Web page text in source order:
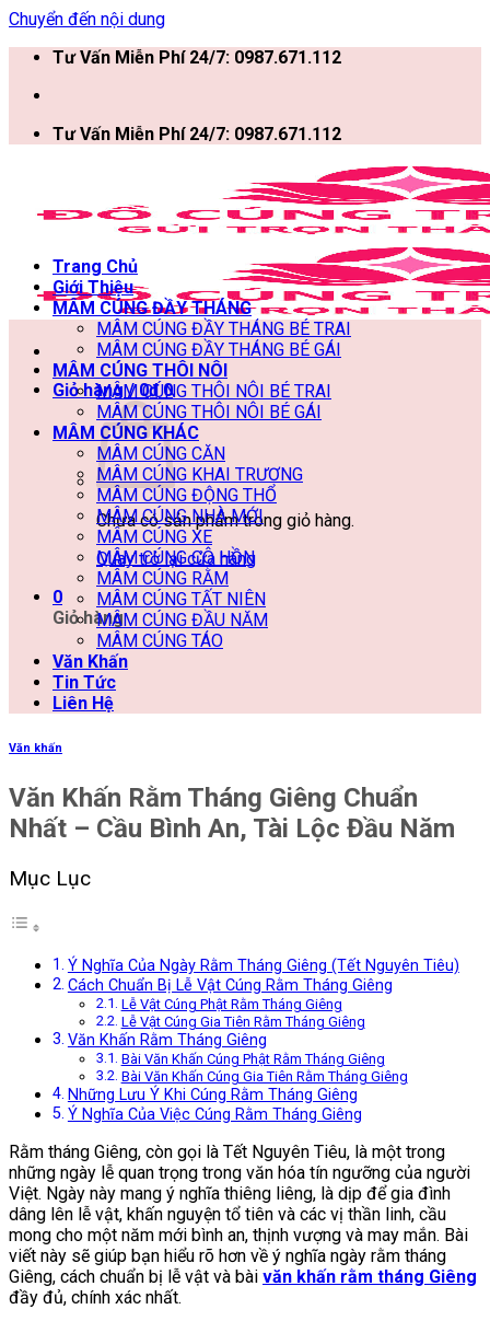
Chuyển đến nội dung
Tư Vấn Miễn Phí 24/7: 0987.671.112
Tư Vấn Miễn Phí 24/7: 0987.671.112
Giỏ hàng /0₫ 0
Chưa có sản phẩm trong giỏ hàng.
Quay trở lại cửa hàng
0
Giỏ hàng
Trang Chủ
Giới Thiệu
MÂM CÚNG ĐẦY THÁNG
MÂM CÚNG ĐẦY THÁNG BÉ TRAI
MÂM CÚNG ĐẦY THÁNG BÉ GÁI
MÂM CÚNG THÔI NÔI
MÂM CÚNG THÔI NÔI BÉ TRAI
MÂM CÚNG THÔI NÔI BÉ GÁI
MÂM CÚNG KHÁC
MÂM CÚNG CĂN
MÂM CÚNG KHAI TRƯƠNG
MÂM CÚNG ĐỘNG THỔ
MÂM CÚNG NHÀ MỚI
MÂM CÚNG XE
MÂM CÚNG CÔ HỒN
MÂM CÚNG RẰM
MÂM CÚNG TẤT NIÊN
MÂM CÚNG ĐẦU NĂM
MÂM CÚNG TÁO
Văn Khấn
Tin Tức
Liên Hệ
Văn khấn
Văn Khấn Rằm Tháng Giêng Chuẩn
Nhất – Cầu Bình An, Tài Lộc Đầu Năm
Mục Lục
Ý Nghĩa Của Ngày Rằm Tháng Giêng (Tết Nguyên Tiêu)
Cách Chuẩn Bị Lễ Vật Cúng Rằm Tháng Giêng
Lễ Vật Cúng Phật Rằm Tháng Giêng
Lễ Vật Cúng Gia Tiên Rằm Tháng Giêng
Văn Khấn Rằm Tháng Giêng
Bài Văn Khấn Cúng Phật Rằm Tháng Giêng
Bài Văn Khấn Cúng Gia Tiên Rằm Tháng Giêng
Những Lưu Ý Khi Cúng Rằm Tháng Giêng
Ý Nghĩa Của Việc Cúng Rằm Tháng Giêng
Rằm tháng Giêng, còn gọi là Tết Nguyên Tiêu, là một trong
những ngày lễ quan trọng trong văn hóa tín ngưỡng của người
Việt. Ngày này mang ý nghĩa thiêng liêng, là dịp để gia đình
dâng lên lễ vật, khấn nguyện tổ tiên và các vị thần linh, cầu
mong cho một năm mới bình an, thịnh vượng và may mắn. Bài
viết này sẽ giúp bạn hiểu rõ hơn về ý nghĩa ngày rằm tháng
Giêng, cách chuẩn bị lễ vật và bài văn khấn rằm tháng Giêng
đầy đủ, chính xác nhất.